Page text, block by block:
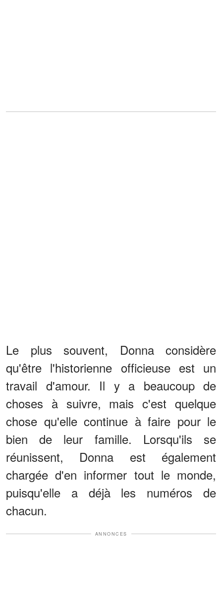
Le plus souvent, Donna considère
qu'être l'historienne officieuse est un
travail d'amour. Il y a beaucoup de
choses à suivre, mais c'est quelque
chose qu'elle continue à faire pour le
bien de leur famille. Lorsqu'ils se
réunissent, Donna est également
chargée d'en informer tout le monde,
puisqu'elle a déjà les numéros de
chacun.
ANNONCES